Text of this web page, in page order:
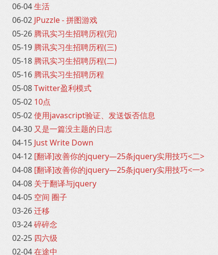
06-04生活
06-02 JPuzzle - 拼图游戏
05-26 腾讯实习生招聘历程(完)
05-19 腾讯实习生招聘历程(三)
05-18 腾讯实习生招聘历程(二)
05-16 腾讯实习生招聘历程
05-08Twitter盈利模式
05-02 10点
05-02使用javascript验证、发送饭否信息
04-30 又是一篇没主题的日志
04-15 Just Write Down
04-12 [翻译]改善你的jquery—25条jquery实用技巧<二>
04-08 [翻译]改善你的jquery—25条jquery实用技巧<一>
04-08 关于翻译与jquery
04-05 空间 圈子
03-26迁移
03-24碎碎念
02-25 四六级
02-04在途中